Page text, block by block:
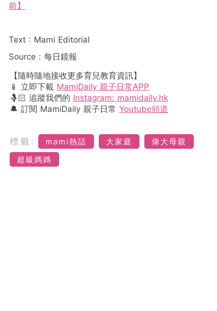
前】
Text : Mami Editorial
Source : 每日鏡報
【隨時隨地接收更多育兒教育資訊】
📱 立即下載 MamiDaily 親子日常APP
🤱🏻 追蹤我們的 Instagram: mamidaily.hk
🔔 訂閱 MamiDaily 親子日常 Youtube頻道
標籤: mami熱話 大家庭
偉大母親
超級媽媽